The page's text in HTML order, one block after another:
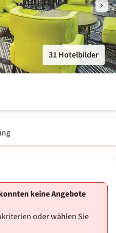
31 Hotelbilder
keine Angebote
oder wählen Sie